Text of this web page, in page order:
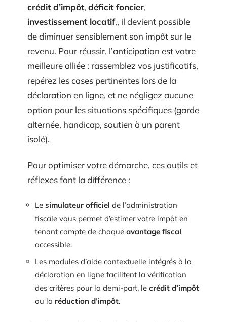
crédit d’impôt, déficit foncier,
investissement locatif,, il devient possible
de diminuer sensiblement son impôt sur le
revenu. Pour réussir, l’anticipation est votre
meilleure alliée : rassemblez vos justificatifs,
repérez les cases pertinentes lors de la
déclaration en ligne, et ne négligez aucune
option pour les situations spécifiques (garde
alternée, handicap, soutien à un parent
isolé).
Pour optimiser votre démarche, ces outils et
réflexes font la différence :
Le simulateur officiel de l’administration
fiscale vous permet d’estimer votre impôt en
tenant compte de chaque avantage fiscal
accessible.
Les modules d’aide contextuelle intégrés à la
déclaration en ligne facilitent la vérification
des critères pour la demi-part, le crédit d’impôt
ou la réduction d’impôt.